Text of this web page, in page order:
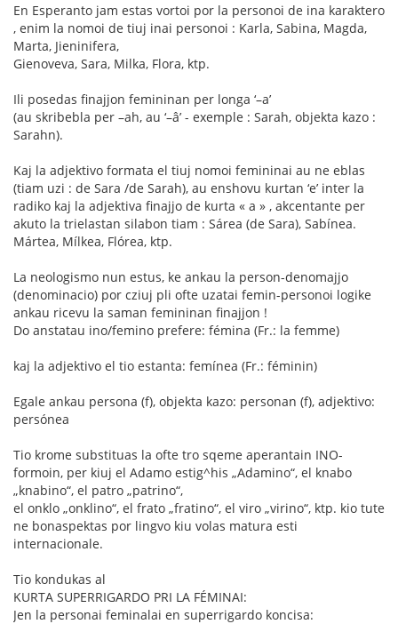
En Esperanto jam estas vortoi por la personoi de ina karaktero
, enim la nomoi de tiuj inai personoi : Karla, Sabina, Magda,
Marta, Jieninifera,
Gienoveva, Sara, Milka, Flora, ktp.
Ili posedas finajjon femininan per longa ‘–a’
(au skribebla per –ah, au ‘–â’ - exemple : Sarah, objekta kazo :
Sarahn).
Kaj la adjektivo formata el tiuj nomoi femininai au ne eblas
(tiam uzi : de Sara /de Sarah), au enshovu kurtan ‘e’ inter la
radiko kaj la adjektiva finajjo de kurta « a » , akcentante per
akuto la trielastan silabon tiam : Sárea (de Sara), Sabínea.
Mártea, Mílkea, Flórea, ktp.
La neologismo nun estus, ke ankau la person-denomajjo
(denominacio) por cziuj pli ofte uzatai femin-personoi logike
ankau ricevu la saman femininan finajjon !
Do anstatau ino/femino prefere: fémina (Fr.: la femme)
kaj la adjektivo el tio estanta: femínea (Fr.: féminin)
Egale ankau persona (f), objekta kazo: personan (f), adjektivo:
persónea
Tio krome substituas la ofte tro sqeme aperantain INO-
formoin, per kiuj el Adamo estig^his „Adamino“, el knabo
„knabino“, el patro „patrino“,
el onklo „onklino“, el frato „fratino“, el viro „virino“, ktp. kio tute
ne bonaspektas por lingvo kiu volas matura esti
internacionale.
Tio kondukas al
KURTA SUPERRIGARDO PRI LA FÉMINAI:
Jen la personai feminalai en superrigardo koncisa: